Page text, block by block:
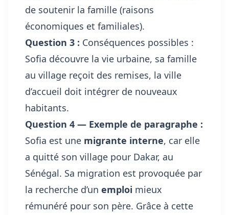
de soutenir la famille (raisons
économiques et familiales).
Question 3 : Conséquences possibles :
Sofia découvre la vie urbaine, sa famille
au village reçoit des remises, la ville
d’accueil doit intégrer de nouveaux
habitants.
Question 4 — Exemple de paragraphe :
Sofia est une migrante interne, car elle
a quitté son village pour Dakar, au
Sénégal. Sa migration est provoquée par
la recherche d’un emploi mieux
rémunéré pour son père. Grâce à cette